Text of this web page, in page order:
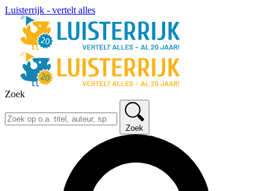
Luisterrijk - vertelt alles
Zoek
Zoek